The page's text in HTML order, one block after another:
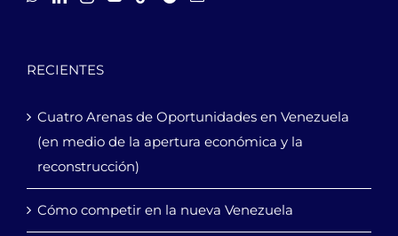
RECIENTES
Cuatro Arenas de Oportunidades en Venezuela
(en medio de la apertura económica y la
reconstrucción)
Cómo competir en la nueva Venezuela